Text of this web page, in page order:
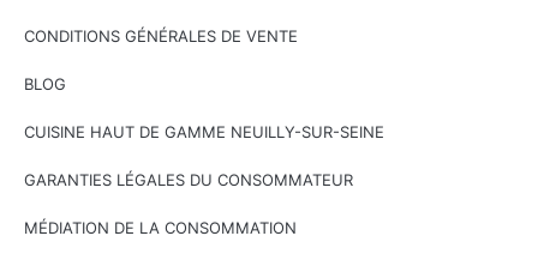
CONDITIONS GÉNÉRALES DE VENTE
BLOG
CUISINE HAUT DE GAMME NEUILLY-SUR-SEINE
GARANTIES LÉGALES DU CONSOMMATEUR
MÉDIATION DE LA CONSOMMATION